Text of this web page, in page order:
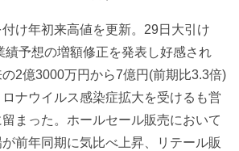
け年初来高値を更新。29日大引け
績予想の増額修正を発表し好感され
2億3000万円から7億円(前期比3.3倍)
ナウイルス感染症拡大を受けるも営
まった。ホールセール販売において
前年同期に気比べ上昇、リテール販